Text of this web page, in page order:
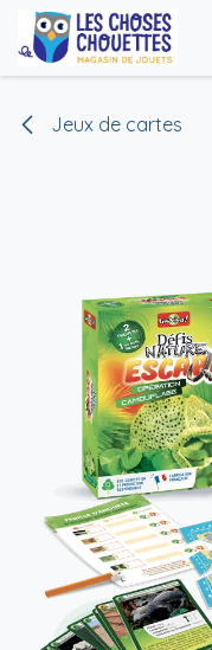
Se rendre au contenu
Jeux de cartes